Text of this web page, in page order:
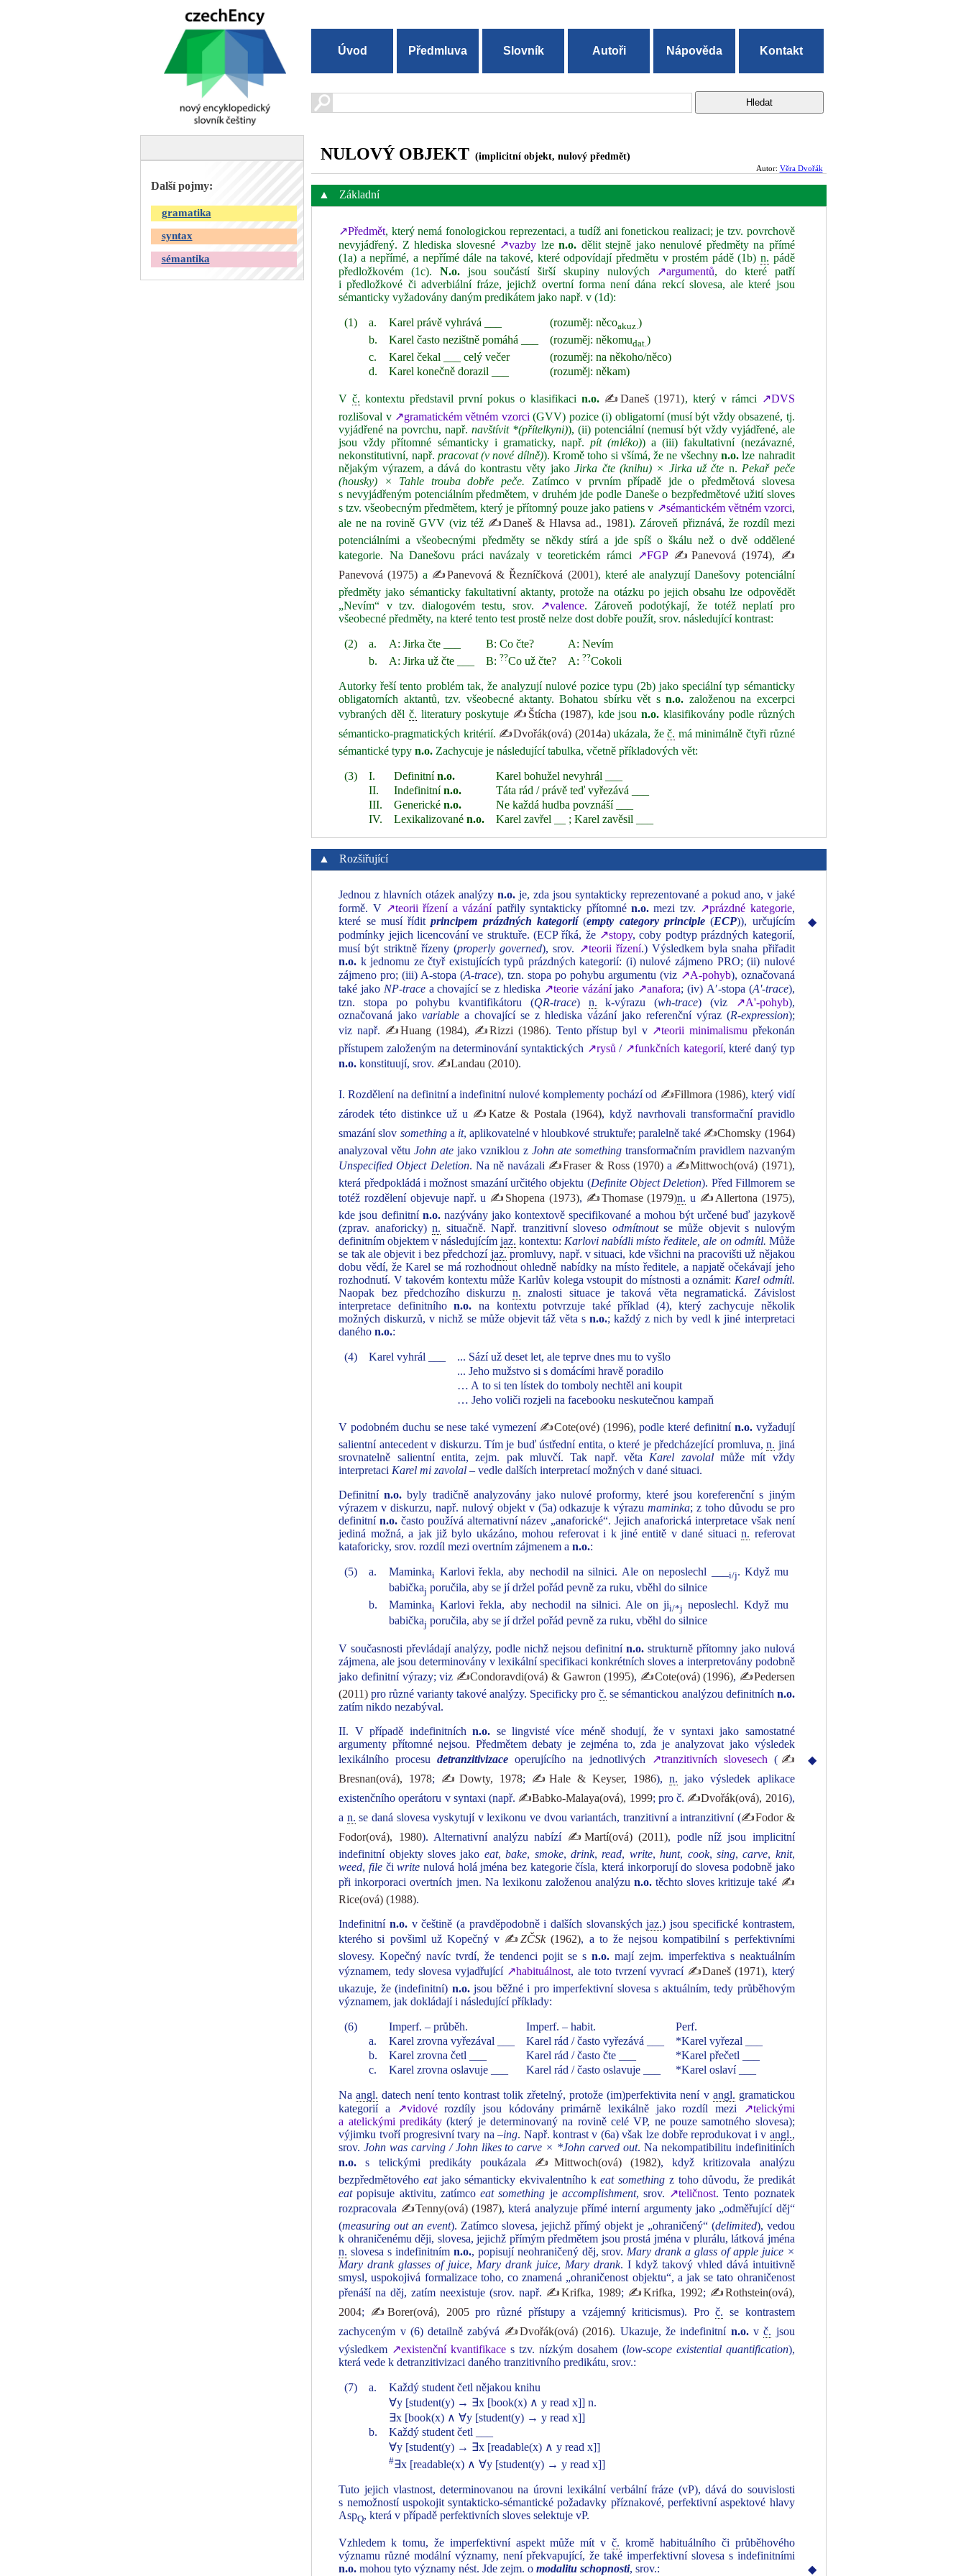
Úvod Předmluva Slovník Autoři Nápověda Kontakt
NULOVÝ OBJEKT (implicitní objekt, nulový předmět)
Autor: Věra Dvořák
▲ Základní
↗Předmět, který nemá fonologickou reprezentaci, a tudíž ani fonetickou realizaci; je tzv. povrchově
nevyjádřený. Z hlediska slovesné ↗vazby lzen.o. dělit stejně jako nenulové předměty na přímé
(1a) a nepřímé, a nepřímé dále na takové, které odpovídají předmětu v prostém pádě (1b) n. pádě
předložkovém (1c). N.o.jsou součástí širší skupiny nulových ↗argumentů, do které patří
i předložkové či adverbiální fráze, jejichž overtní forma není dána rekcí slovesa, ale které jsou
sémanticky vyžadovány daným predikátem jako např. v (1d):
(1) a. Karel právě vyhrává ___ (rozuměj: něcoakuz.)
b.
Karel často nezištně pomáhá ___ (rozuměj: někomudat.)
c.
Karel čekal ___ celý večer
(rozuměj: na někoho/něco)
d.
Karel konečně dorazil ___ (rozuměj: někam)
Vč. kontextu představil první pokus o klasifikacin.o. ✍Daneš (1971), který v rámci ↗DVS
rozlišoval v ↗gramatickém větném vzorci (GVV) pozice (i) obligatorní (musí být vždy obsazené, tj.
vyjádřené na povrchu, např.navštívit *(přítelkyni)), (ii) potenciální (nemusí být vždy vyjádřené, ale
jsou vždy přítomné sémanticky i gramaticky, např.pít (mléko)) a (iii) fakultativní (nezávazné,
nekonstitutivní, např. pracovat (v nové dílně)). Kromě toho si všímá, že ne všechny n.o.lze nahradit
nějakým výrazem, a dává do kontrastu věty jakoJirka čte (knihu) × Jirka už čte n. Pekař peče
(housky) × Tahle trouba dobře peče. Zatímco v prvním případě jde o předmětová slovesa
s nevyjádřeným potenciálním předmětem, v druhém jde podle Daneše o bezpředmětové užití sloves
s tzv. všeobecným předmětem, který je přítomný pouze jako patiens v ↗sémantickém větném vzorci,
ale ne na rovině GVV (viz též ✍Daneš & Hlavsa ad., 1981). Zároveň přiznává, že rozdíl mezi
potenciálními a všeobecnými předměty se někdy stírá a jde spíš o škálu než o dvě oddělené
kategorie. Na Danešovu práci navázaly v teoretickém rámci ↗FGP ✍Panevová (1974), ✍
Panevová (1975) a ✍Panevová & Řezníčková (2001), které ale analyzují Danešovy potenciální
předměty jako sémanticky fakultativní aktanty, protože na otázku po jejich obsahu lze odpovědět
„Nevím“ v tzv. dialogovém testu, srov. ↗valence. Zároveň podotýkají, že totéž neplatí pro
všeobecné předměty, na které tento test prostě nelze dost dobře použít, srov. následující kontrast:
(2) a. A: Jirka čte ___ B: Co čte?
A: Nevím
b.
A: Jirka už čte ___ B: ??Co už čte? A: ??Cokoli
Autorky řeší tento problém tak, že analyzují nulové pozice typu (2b) jako speciální typ sémanticky
obligatorních aktantů, tzv. všeobecné aktanty. Bohatou sbírku vět sn.o. založenou na excerpci
vybraných děl č. literatury poskytuje ✍Štícha (1987), kde jsoun.o. klasifikovány podle různých
sémanticko-pragmatických kritérií. ✍Dvořák(ová) (2014a)ukázala, žeč. má minimálně čtyři různé
sémantické typyn.o. Zachycuje je následující tabulka, včetně příkladových vět:
(3) I. Definitnín.o.
Karel bohužel nevyhrál ___
II.
Indefinitnín.o.
Táta rád / právě teď vyřezává ___
III.
Generickén.o.
Ne každá hudba povznáší ___
IV.
Lexikalizovanén.o. Karel zavřel __ ; Karel zavěsil ___
▲ Rozšiřující
Jednou z hlavních otázek analýzyn.o. je, zda jsou syntakticky reprezentované a pokud ano, v jaké
formě. V ↗teorii řízení a vázánípatřily syntakticky přítomné n.o.mezi tzv. ↗prázdné kategorie,
které se musí říditprincipem prázdných kategorií(empty category principle(ECP)), určujícím
podmínky jejich licencování ve struktuře. (ECP říká, že ↗stopy, coby podtyp prázdných kategorií,
musí být striktně řízeny (properly governed), srov. ↗teorii řízení.) Výsledkem byla snaha přiřadit
n.o. k jednomu ze čtyř existujících typů prázdných kategorií: (i) nulové zájmeno PRO; (ii) nulové
zájmeno pro; (iii) A-stopa (A-trace), tzn. stopa po pohybu argumentu (viz ↗A-pohyb), označovaná
také jako NP-tracea chovající se z hlediska ↗teorie vázáníjako ↗anafora; (iv) Aʹ-stopa (Aʹ-trace),
tzn. stopa po pohybu kvantifikátoru (QR-trace) n. k-výrazu (wh-trace) (viz ↗A'-pohyb),
označovaná jakovariable a chovající se z hlediska vázání jako referenční výraz (R-expression);
viz např. ✍Huang (1984), ✍Rizzi (1986). Tento přístup byl v ↗teorii minimalismu překonán
přístupem založeným na determinování syntaktických ↗rysů / ↗funkčních kategorií, které daný typ
n.o. konstituují, srov. ✍Landau (2010).
I. Rozdělení na definitní a indefinitní nulové komplementy pochází od ✍Fillmora (1986), který vidí
zárodek této distinkce už u ✍Katze & Postala (1964), když navrhovali transformační pravidlo
smazání slov somethinga it, aplikovatelné v hloubkové struktuře; paralelně také ✍Chomsky (1964)
analyzoval větuJohn ate jako vzniklou z John ate somethingtransformačním pravidlem nazvaným
Unspecified Object Deletion. Na ně navázali ✍Fraser & Ross (1970)a ✍Mittwoch(ová) (1971),
která předpokládá i možnost smazání určitého objektu (Definite Object Deletion). Před Fillmorem se
totéž rozdělení objevuje např. u ✍Shopena (1973), ✍Thomase (1979)n. u ✍Allertona (1975),
kde jsou definitní n.o.nazývány jako kontextově specifikované a mohou být určené buď jazykově
(zprav. anaforicky)n. situačně. Např. tranzitivní sloveso odmítnoutse může objevit s nulovým
definitním objektem v následujícímjaz. kontextu: Karlovi nabídli místo ředitele, ale on odmítl. Může
se tak ale objevit i bez předchozí jaz. promluvy, např. v situaci, kde všichni na pracovišti už nějakou
dobu vědí, že Karel se má rozhodnout ohledně nabídky na místo ředitele, a napjatě očekávají jeho
rozhodnutí. V takovém kontextu může Karlův kolega vstoupit do místnosti a oznámit: Karel odmítl.
Naopak bez předchozího diskurzu n. znalosti situace je taková věta negramatická. Závislost
interpretace definitníhon.o. na kontextu potvrzuje také příklad (4), který zachycuje několik
možných diskurzů, v nichž se může objevit táž věta s n.o.; každý z nich by vedl k jiné interpretaci
danéhon.o.:
(4) Karel vyhrál ___
... Sází už deset let, ale teprve dnes mu to vyšlo
... Jeho mužstvo si s domácími hravě poradilo
… A to si ten lístek do tomboly nechtěl ani koupit
… Jeho voliči rozjeli na facebooku neskutečnou kampaň
V podobném duchu se nese také vymezení ✍Cote(ové) (1996), podle které definitní n.o.vyžadují
salientní antecedent v diskurzu. Tím je buď ústřední entita, o které je předcházející promluva,n. jiná
srovnatelně salientní entita, zejm. pak mluvčí. Tak např. věta Karel zavolalmůže mít vždy
interpretaci Karel mi zavolal – vedle dalších interpretací možných v dané situaci.
Definitnín.o. byly tradičně analyzovány jako nulové proformy, které jsou koreferenční s jiným
výrazem v diskurzu, např. nulový objekt v (5a) odkazuje k výrazumaminka; z toho důvodu se pro
definitnín.o. často používá alternativní název „anaforické“. Jejich anaforická interpretace však není
jediná možná, a jak již bylo ukázáno, mohou referovat i k jiné entitě v dané situacin. referovat
kataforicky, srov. rozdíl mezi overtním zájmenem an.o.:
(5) a. Maminkai Karlovi řekla, aby nechodil na silnici. Ale on neposlechl ___ i/j. Když mu
babičkaj poručila, aby se jí držel pořád pevně za ruku, vběhl do silnice
b.
Maminkai Karlovi řekla, aby nechodil na silnici. Ale on jii/*j neposlechl. Když mu
babičkaj poručila, aby se jí držel pořád pevně za ruku, vběhl do silnice
V současnosti převládají analýzy, podle nichž nejsou definitní n.o.strukturně přítomny jako nulová
zájmena, ale jsou determinovány v lexikální specifikaci konkrétních sloves a interpretovány podobně
jako definitní výrazy; viz ✍Condoravdi(ová) & Gawron (1995), ✍Cote(ová) (1996), ✍Pedersen
(2011) pro různé varianty takové analýzy. Specificky proč. se sémantickou analýzou definitních n.o.
zatím nikdo nezabýval.
II. V případě indefinitníchn.o. se lingvisté více méně shodují, že v syntaxi jako samostatné
argumenty přítomné nejsou. Předmětem debaty je zejména to, zda je analyzovat jako výsledek
lexikálního procesudetranzitivizace operujícího na jednotlivých ↗tranzitivních slovesech (✍
Bresnan(ová), 1978; ✍Dowty, 1978; ✍Hale & Keyser, 1986),n. jako výsledek aplikace
existenčního operátoru v syntaxi (např. ✍Babko-Malaya(ová), 1999; pro č. ✍Dvořák(ová), 2016),
a n. se daná slovesa vyskytují v lexikonu ve dvou variantách, tranzitivní a intranzitivní (✍Fodor &
Fodor(ová), 1980). Alternativní analýzu nabízí ✍Martí(ová) (2011), podle níž jsou implicitní
indefinitní objekty sloves jako eat,bake, smoke, drink,read, write,hunt, cook, sing,carve, knit,
weed, filečiwrite nulová holá jména bez kategorie čísla, která inkorporují do slovesa podobně jako
při inkorporaci overtních jmen. Na lexikonu založenou analýzun.o. těchto sloves kritizuje také ✍
Rice(ová) (1988).
Indefinitní n.o.v češtině (a pravděpodobně i dalších slovanskýchjaz.) jsou specifické kontrastem,
kterého si povšiml už Kopečný v ✍ZČSk(1962), a to že nejsou kompatibilní s perfektivními
slovesy. Kopečný navíc tvrdí, že tendenci pojit se s n.o.mají zejm. imperfektiva s neaktuálním
významem, tedy slovesa vyjadřující ↗habituálnost, ale toto tvrzení vyvrací ✍Daneš (1971), který
ukazuje, že (indefinitní) n.o.jsou běžné i pro imperfektivní slovesa s aktuálním, tedy průběhovým
významem, jak dokládají i následující příklady:
(6) Imperf. – průběh. Imperf. – habit.
Perf.
a.
Karel zrovna vyřezával ___ Karel rád / často vyřezává ___
*Karel vyřezal ___
b.
Karel zrovna četl ___ Karel rád / často čte ___
*Karel přečetl ___
c.
Karel zrovna oslavuje ___ Karel rád / často oslavuje ___ *Karel oslaví ___
Naangl. datech není tento kontrast tolik zřetelný, protože (im)perfektivita není v angl. gramatickou
kategorií a
↗vidovérozdíly jsou kódovány primárně lexikálně jako rozdíl mezi
↗telickými
a atelickými predikáty(který je determinovaný na rovině celé VP, ne pouze samotného slovesa);
výjimku tvoří progresivní tvary na–ing. Např. kontrast v (6a) však lze dobře reprodukovat i v angl.,
srov.John was carving / John likes to carve × *John carved out. Na nekompatibilitu indefinitiních
n.o. s telickými predikáty poukázala ✍Mittwoch(ová) (1982), když kritizovala analýzu
bezpředmětového eatjako sémanticky ekvivalentního keat something z toho důvodu, že predikát
eatpopisuje aktivitu, zatímcoeat something je accomplishment, srov. ↗teličnost. Tento poznatek
rozpracovala ✍Tenny(ová) (1987), která analyzuje přímé interní argumenty jako „odměřující děj“
(measuring out an event). Zatímco slovesa, jejichž přímý objekt je „ohraničený“ (delimited), vedou
k ohraničenému ději, slovesa, jejichž přímým předmětem jsou prostá jména v plurálu, látková jména
n. slovesa s indefinitním n.o., popisují neohraničený děj, srov. Mary drank a glass of apple juice ×
Mary drank glasses of juice, Mary drank juice, Mary drank. I když takový vhled dává intuitivně
smysl, uspokojivá formalizace toho, co znamená „ohraničenost objektu“, a jak se tato ohraničenost
přenáší na děj, zatím neexistuje (srov. např. ✍Krifka, 1989; ✍Krifka, 1992; ✍Rothstein(ová),
2004; ✍Borer(ová), 2005pro různé přístupy a vzájemný kriticismus). Proč. se kontrastem
zachyceným v (6) detailně zabývá ✍Dvořák(ová) (2016). Ukazuje, že indefinitní n.o.vč. jsou
výsledkem ↗existenční kvantifikace s tzv. nízkým dosahem (low-scope existential quantification),
která vede k detranzitivizaci daného tranzitivního predikátu, srov.:
(7) a.
Každý student četl nějakou knihu
∀y [student(y) → ∃x [book(x) ∧ y read x]] n.
∃x [book(x) ∧ ∀y [student(y) → y read x]]
b.
Každý student četl ___
∀y [student(y) → ∃x [readable(x) ∧ y read x]]
#∃x [readable(x) ∧ ∀y [student(y) → y read x]]
Tuto jejich vlastnost, determinovanou na úrovni lexikální verbální fráze (vP), dává do souvislosti
s nemožností uspokojit syntakticko-sémantické požadavky příznakové, perfektivní aspektové hlavy
AspQ, která v případě perfektivních sloves selektuje vP.
Vzhledem k tomu, že imperfektivní aspekt může mít vč. kromě habituálního či průběhového
významu různé modální významy, není překvapující, že také imperfektivní slovesa s indefinitními
n.o. mohou tyto významy nést. Jde zejm. omodalitu schopnosti, srov.:
◆
◆
◆
Další pojmy:
gramatika
syntax
sémantika